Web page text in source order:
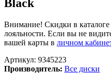
Black
Внимание! Скидки в
лояльности. Если вы не
вашей карты в личном
Артикул: 9345223
Производитель: Все диски